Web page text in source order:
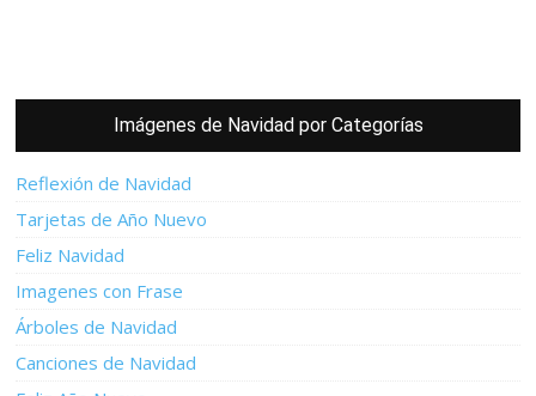
Imágenes de Navidad por Categorías
Reflexión de Navidad
Tarjetas de Año Nuevo
Feliz Navidad
Imagenes con Frase
Árboles de Navidad
Canciones de Navidad